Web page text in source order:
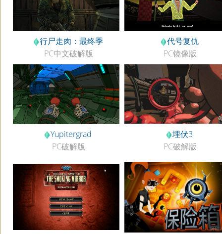
行尸走肉：最终季
PC中文破解版
代号复仇
PC镜像版
Yupitergrad
PC破解版
埋伏3
PC破解版